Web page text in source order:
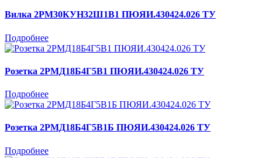
Вилка 2РМ30КУН32Ш1В1 ПЮЯИ.430424.026 ТУ
Подробнее
Розетка 2РМД18Б4Г5В1 ПЮЯИ.430424.026 ТУ
Подробнее
Розетка 2РМД18Б4Г5В1Б ПЮЯИ.430424.026 ТУ
Подробнее